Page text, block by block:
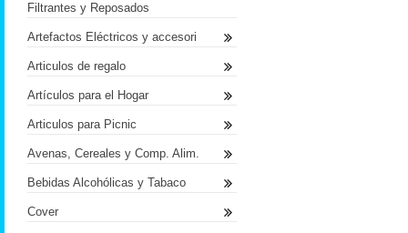
Filtrantes y Reposados
Artefactos Eléctricos y accesori
Articulos de regalo
Artículos para el Hogar
Articulos para Picnic
Avenas, Cereales y Comp. Alim.
Bebidas Alcohólicas y Tabaco
Cover